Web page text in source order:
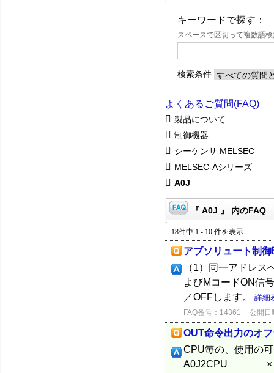
キーワードで探す：
スペースで区切って複数語
検索条件
よくあるご質問(FAQ)
製品について
制御機器
シーケンサ MELSEC
MELSEC-Aシリーズ
A0J
『 A0J 』 内のFAQ
18件中 1 - 10 件を表示
アブソリュート制
（1）同一アドレ
よびMコードON
／OFFします。 詳細
FAQ番号：14361 公開日
OUT命令出力のオ
CPU毎の、使用の